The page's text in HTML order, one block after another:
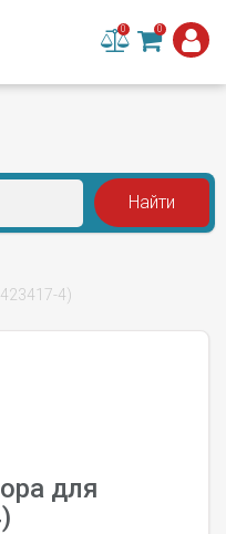
0 0
4)
для